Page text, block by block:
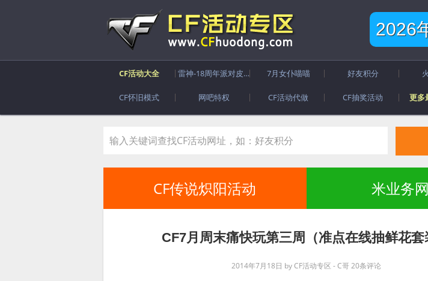
2026
CF活动大全 雷神-18周年派对皮肤 7月女仆喵喵 好友积分
CF怀旧模式 网吧特权 CF活动代做 CF抽奖活动 更多
CF传说炽阳活动 米业务
CF7月周末痛快玩第三周（准点在线抽鲜花套
2014年7月18日 byCF活动专区 - C哥20条评论